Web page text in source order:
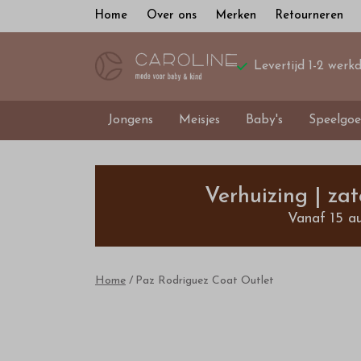
Home Over ons Merken Retourneren
Levertijd 1-2
Jongens Meisjes Baby's
Rodriguez
Coat
Verhuizing |
Vanaf 15
Home Paz Rodriguez Coat Outlet